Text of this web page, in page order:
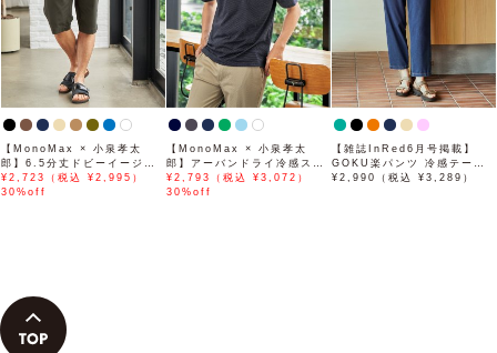
【MonoMax × 小泉孝太
郎】6.5分丈ドビーイージー
ハーフパンツ「小泉孝太郎さ
ん着用モデル」
¥2,723（税込 ¥2,995）
30%off
【MonoMax × 小泉孝太
郎】アーバンドライ冷感スイ
スボタンダウンポロシャツ
「小泉孝太郎さん着用モデ
¥2,793（税込 ¥3,072）
30%off
【雑誌InRed6月号掲載】
GOKU楽パンツ 冷感テーパ
ード【接触冷感】
¥2,990（税込 ¥3,289）